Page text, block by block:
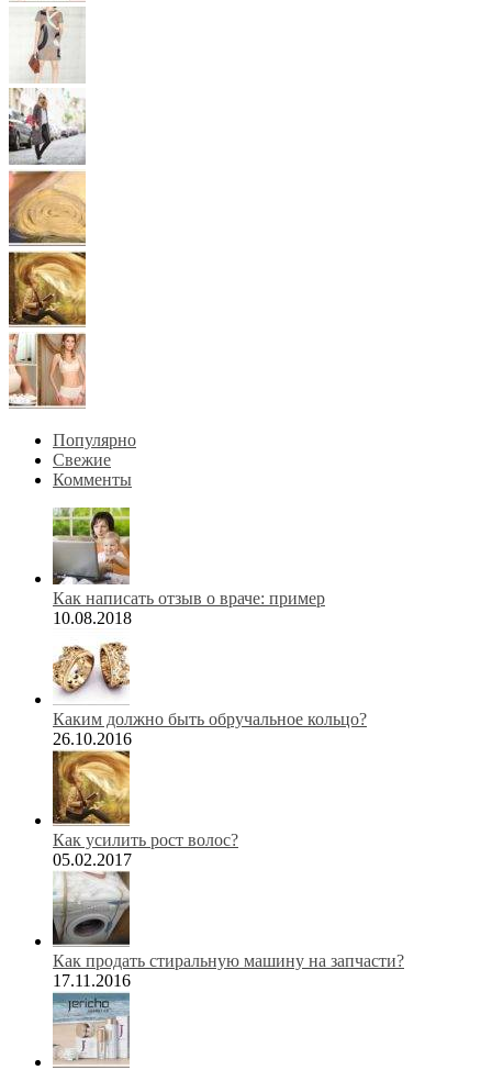
Популярно
Свежие
Комменты
Как написать отзыв о враче: пример
10.08.2018
Каким должно быть обручальное кольцо?
26.10.2016
Как усилить рост волос?
05.02.2017
Как продать стиральную машину на запчасти?
17.11.2016